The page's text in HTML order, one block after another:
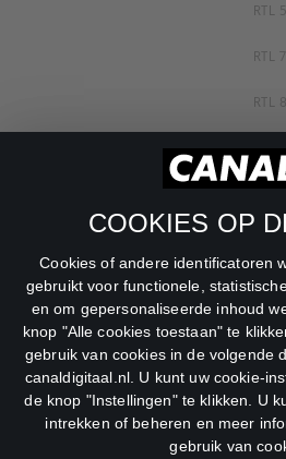
COOKIES OP
Cookies of andere identificatoren
gebruikt voor functionele,
en om gepersonaliseerde inhoud
knop "Alle cookies toestaan" te
gebruik van cookies in de volgende
canaldigitaal.nl. U kunt uw cookie-
de knop "Instellingen" te klikken. U
intrekken of beheren en meer
gebruik van
RTL 5
RTL 7
RTL 8
RTL Z
SBS6